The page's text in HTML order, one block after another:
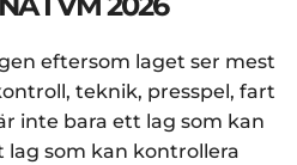
eftersom laget ser mest
teknik, presspel, fart
inte bara ett lag som kan
lag som kan kontrollera